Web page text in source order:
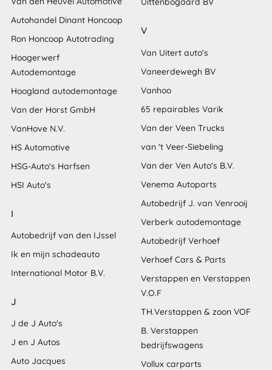
Autohandel Dinant Honcoop
Ron Honcoop Autotrading
Hoogerwerf
Autodemontage
Hoogland autodemontage
Van der Horst GmbH
VanHove N.V.
HS Automotive
HSG-Auto's Harfsen
HSI Auto's
I
Autobedrijf van den IJssel
Ik en mijn schadeauto
International Motor B.V.
J
J de J Auto's
J en J Autos
Auto Jacques
V
Van Uitert auto's
Vaneerdewegh BV
Vanhoo
65 repairables Varik
Van der Veen Trucks
van 't Veer-Siebeling
Van der Ven Auto's B.V.
Venema Autoparts
Autobedrijf J. van Venrooij
Verberk autodemontage
Autobedrijf Verhoef
Verhoef Cars & Parts
Verstappen en Verstappen
V.O.F
TH.Verstappen & zoon VOF
B. Verstappen
bedrijfswagens
Vollux carparts